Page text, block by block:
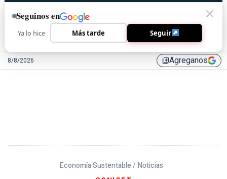
8/8/2026 library_addAgreganos
Economía Sustentable / Noticias
Seguinos en
Ya lo hice Más tarde Seguir